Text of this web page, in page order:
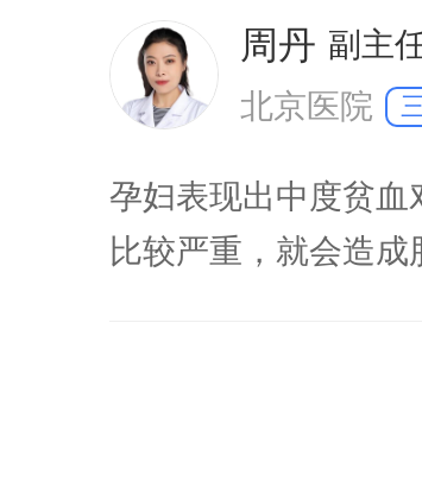
致一定的伤害的，也
周丹 副主
北京医院
孕妇表现出中度贫血
比较严重，就会造